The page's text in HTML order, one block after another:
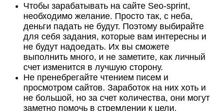
Чтобы зарабатывать на сайте Seo-sprint,
необходимо желание. Просто так, с неба,
деньги падать не будут. Поэтому выбирайте
для себя задания, которые вам интересны и
не будут надоедать. Их вы сможете
выполнить много, и не заметите, как личный
счет изменится в лучшую сторону.
Не пренебрегайте чтением писем и
просмотром сайтов. Заработок на них хоть и
не большой, но за счет количества, они могут
заметно помочь в стремлении к цели.